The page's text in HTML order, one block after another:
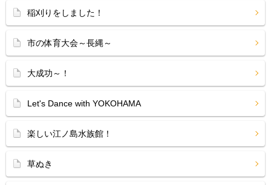
稲刈りをしました！
市の体育大会～長縄～
大成功～！
Let's Dance with YOKOHAMA
楽しい江ノ島水族館！
草ぬき